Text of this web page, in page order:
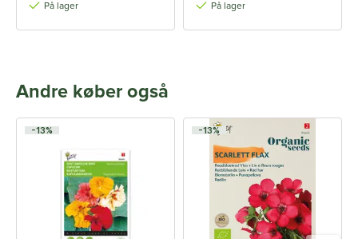
På lager På lager
Andre køber også
-13% -13%